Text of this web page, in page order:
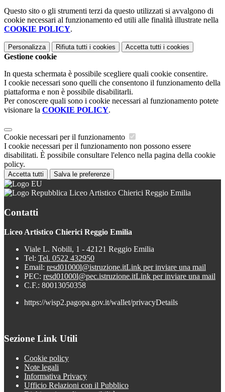
Questo sito o gli strumenti terzi da questo utilizzati si avvalgono di
cookie necessari al funzionamento ed utili alle finalità illustrate nella
COOKIE POLICY.
Personalizza Rifiuta tutti i cookies Accetta tutti i cookies
Gestione cookie
In questa schermata è possibile scegliere quali cookie consentire.
I cookie necessari sono quelli che consentono il funzionamento della
piattaforma e non è possibile disabilitarli.
Per conoscere quali sono i cookie necessari al funzionamento potete
visionare la COOKIE POLICY.
Cookie necessari per il funzionamento
I cookie necessari per il funzionamento non possono essere
disabilitati. È possibile consultare l'elenco nella pagina della cookie
policy.
Accetta tutti Salva le preferenze
Liceo Artistico Chierici Reggio Emilia
Contatti
Liceo Artistico Chierici Reggio Emilia
Viale L. Nobili, 1 - 42121 Reggio Emilia
Tel: Tel. 0522 432950
Email: resd01000l@istruzione.itLink per inviare una mail
PEC: resd01000l@pec.istruzione.itLink per inviare una mail
C.F.: 80013050358
https://wisp2.pagopa.gov.it/wallet/privacyDetails
Sezione Link Utili
Cookie policy
Note legali
Informativa Privacy
Ufficio Relazioni con il Pubblico